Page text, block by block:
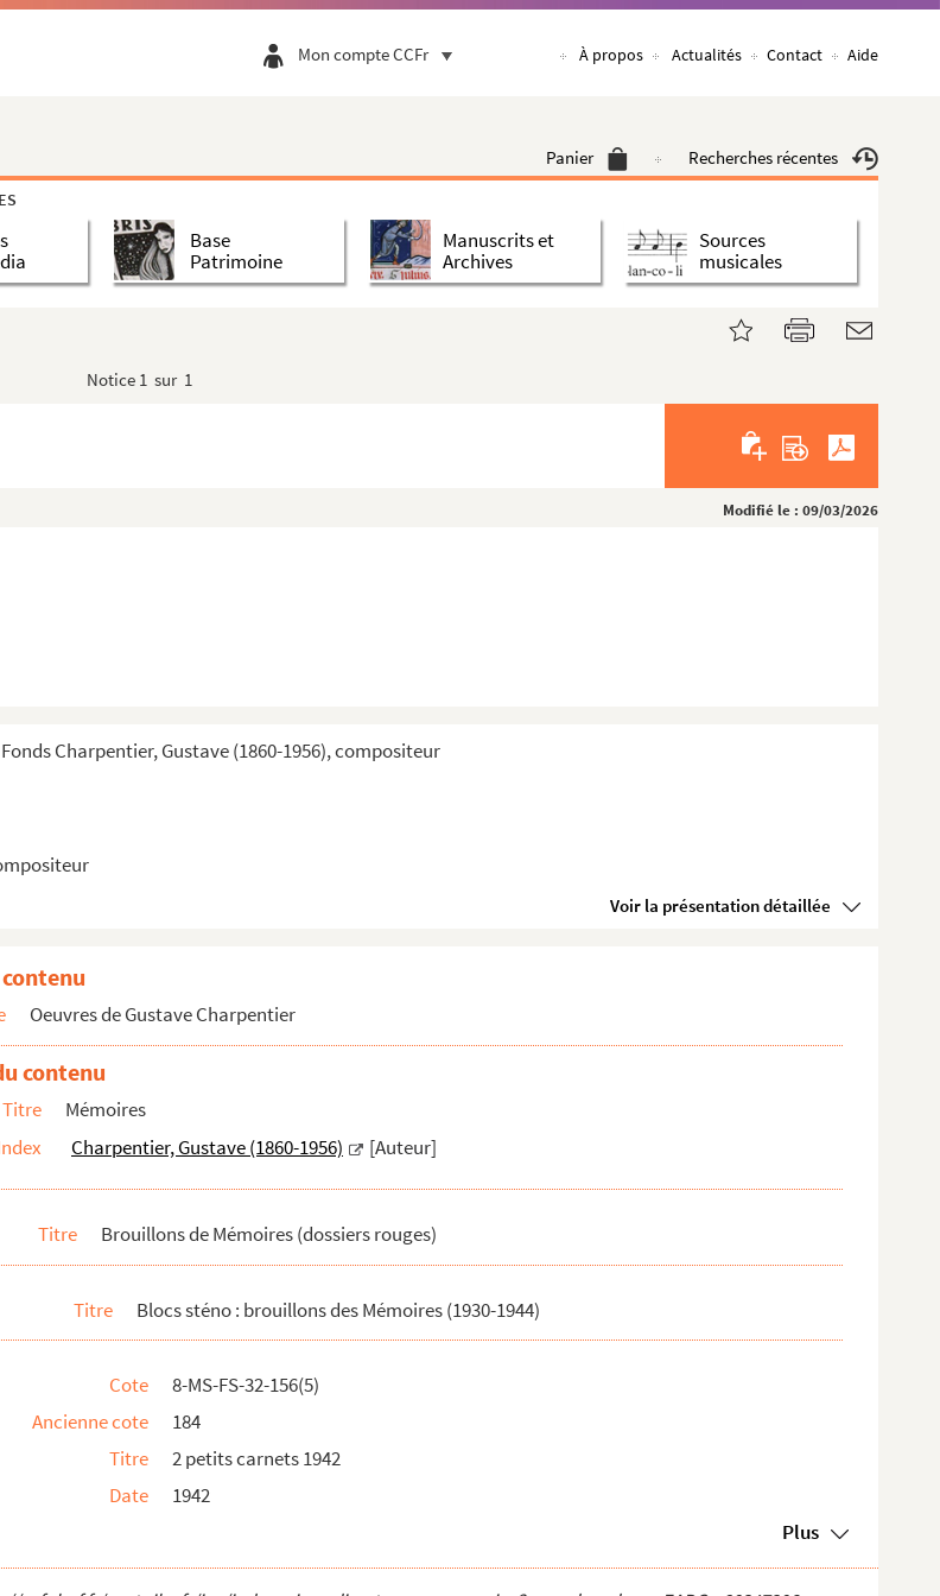
Mon compte CCFr À propos Actualités Contact Aide
Panier Recherches récentes
Base
Patrimoine
Manuscrits et
Archives
Sources
musicales
Notice 1 sur 1
Modifié le : 09/03/2026
Charpentier, Gustave (1860-1956), compositeur
Voir la présentation détaillée
1944)
Oeuvres de Gustave Charpentier
contenu
Titre
Mémoires
Charpentier, Gustave (1860-1956) [Auteur]
Titre Brouillons de Mémoires (dossiers rouges)
Titre Blocs sténo : brouillons des Mémoires (1930-1944)
Cote
8-MS-FS-32-156(5)
Ancienne cote
184
Titre
2 petits carnets 1942
Date
1942
Plus